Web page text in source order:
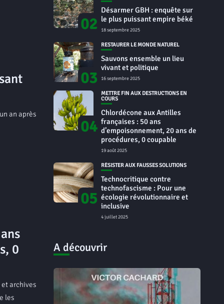
an après
0
archives
les
02
Désarmer GBH : enquête sur
le plus puissant empire béké
18 septembre 2025
03
RESTAURER LE MONDE NATUREL
Sauvons ensemble un lieu
vivant et politique
16 septembre 2025
04
METTRE FIN AUX DESTRUCTIONS EN
COURS
Chlordécone aux Antilles
françaises : 50 ans
d’empoisonnement, 20 ans de
procédures, 0 coupable
19 août 2025
05
RÉSISTER AUX FAUSSES SOLUTIONS
Technocritique contre
technofascisme : Pour une
écologie révolutionnaire et
inclusive
4 juillet 2025
A découvrir